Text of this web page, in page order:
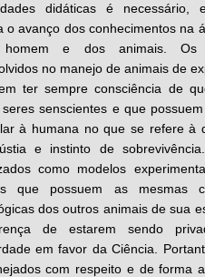
didáticas é necessário,
o avanço dos conhecimentos na
e dos animais. Os
no manejo de animais de
ter sempre consciência de
senscientes e que
à humana no que se refere à
e instinto de
como modelos
que possuem as mesmas
dos outros animais de sua
de estarem sendo
em favor da Ciência.
com respeito e de forma